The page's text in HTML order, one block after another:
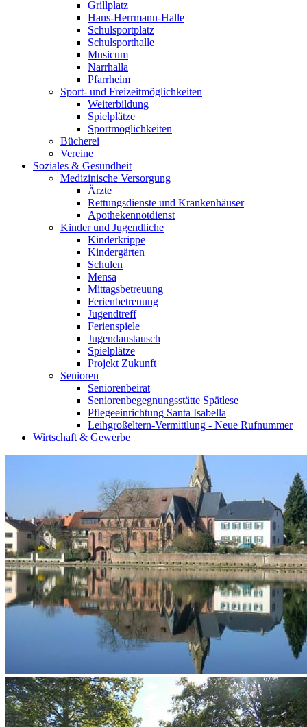
Grillplatz
Hans-Herrmann-Halle
Schulsportplatz
Schulsporthalle
Musicum
Narrhalla
Pfarrheim
Sport- und Freizeitmöglichkeiten
Weiterbildung
Spielplätze
Sportmöglichkeiten
Bücherei
Vereine
Soziales & Gesundheit
Medizinische Versorgung
Ärzte
Rettungsdienste und Krankenhäuser
Apothekennotdienst
Kinder und Jugendliche
Kinderkrippe
Kindergärten
Schulen
Mensa
Mittagsbetreuung
Ferienbetreuung
Jugendtreff
Ferienspiele
Jugendaustausch
Spielplätze
Projekt Zukunft
Senioren
Seniorenbeirat
Seniorenbegegnungsstätte Spätlese
Pflegeeinrichtung Santa Isabella
Leihgroßeltern-Vermittlung - Neue Rufnummer
Wirtschaft & Gewerbe